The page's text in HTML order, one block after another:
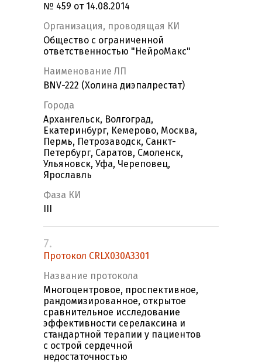
№ 459 от 14.08.2014
Организация, проводящая КИ
Общество с ограниченной
ответственностью "НейроМакс"
Наименование ЛП
BNV-222 (Холина диэпалрестат)
Города
Архангельск, Волгоград,
Екатеринбург, Кемерово, Москва,
Пермь, Петрозаводск, Санкт-
Петербург, Саратов, Смоленск,
Ульяновск, Уфа, Череповец,
Ярославль
Фаза КИ
7.
Протокол CRLX030A3301
Название протокола
Многоцентровое, проспективное,
рандомизированное, открытое
сравнительное исследование
эффективности серелаксина и
стандартной терапии у пациентов
с острой сердечной
недостаточностью